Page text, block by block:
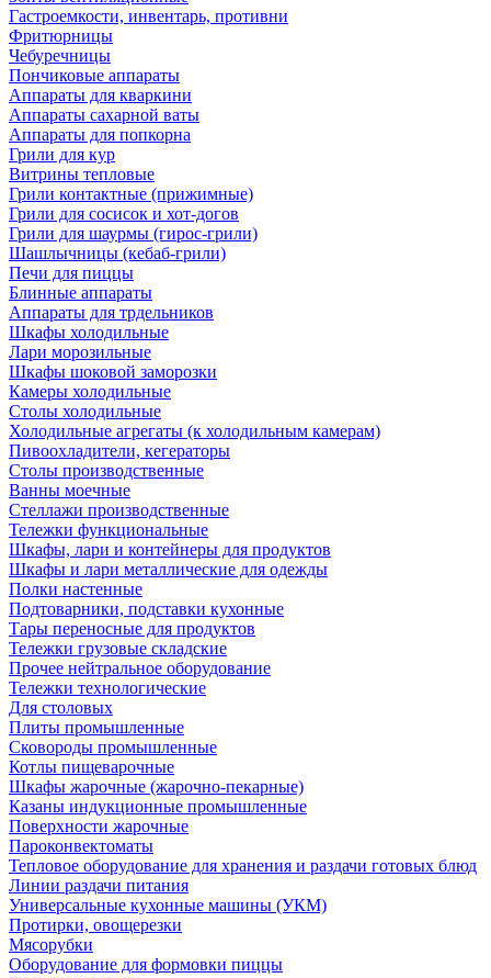
Гастроемкости, инвентарь, противни
Фритюрницы
Чебуречницы
Пончиковые аппараты
Аппараты для кваркини
Аппараты сахарной ваты
Аппараты для попкорна
Грили для кур
Витрины тепловые
Грили контактные (прижимные)
Грили для сосисок и хот-догов
Грили для шаурмы (гирос-грили)
Шашлычницы (кебаб-грили)
Печи для пиццы
Блинные аппараты
Аппараты для трдельников
Шкафы холодильные
Лари морозильные
Шкафы шоковой заморозки
Камеры холодильные
Столы холодильные
Холодильные агрегаты (к холодильным камерам)
Пивоохладители, кегераторы
Столы производственные
Ванны моечные
Стеллажи производственные
Тележки функциональные
Шкафы, лари и контейнеры для продуктов
Шкафы и лари металлические для одежды
Полки настенные
Подтоварники, подставки кухонные
Тары переносные для продуктов
Тележки грузовые складские
Прочее нейтральное оборудование
Тележки технологические
Для столовых
Плиты промышленные
Сковороды промышленные
Котлы пищеварочные
Шкафы жарочные (жарочно-пекарные)
Казаны индукционные промышленные
Поверхности жарочные
Пароконвектоматы
Тепловое оборудование для хранения и раздачи готовых блюд
Линии раздачи питания
Универсальные кухонные машины (УКМ)
Протирки, овощерезки
Мясорубки
Оборудование для формовки пиццы